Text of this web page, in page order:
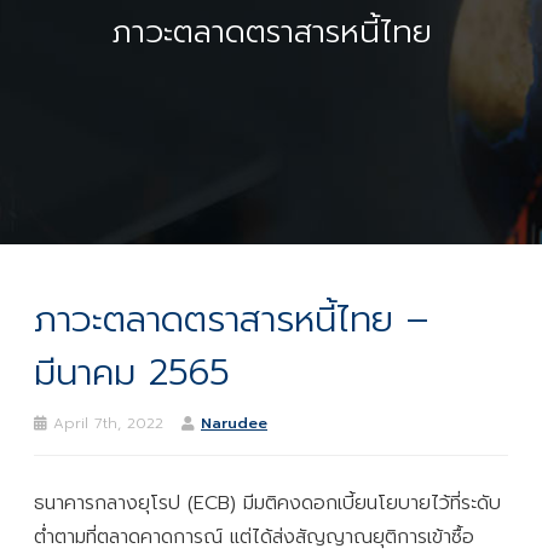
ภาวะตลาดตราสารหนี้ไทย
ภาวะตลาดตราสารหนี้ไทย –
มีนาคม 2565
April 7th, 2022 Narudee
ธนาคารกลางยุโรป (ECB) มีมติคงดอกเบี้ยนโยบายไว้ที่ระดับ
ต่ำตามที่ตลาดคาดการณ์ แต่ได้ส่งสัญญาณยุติการเข้าซื้อ